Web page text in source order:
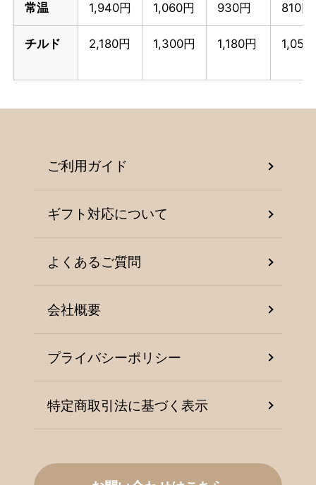
常温 1,940円 1,060円 930円 810円
チルド 2,180円 1,300円 1,180円 1,050
ご利用ガイド
ギフト対応について
よくあるご質問
会社概要
プライバシーポリシー
特定商取引法に基づく表示